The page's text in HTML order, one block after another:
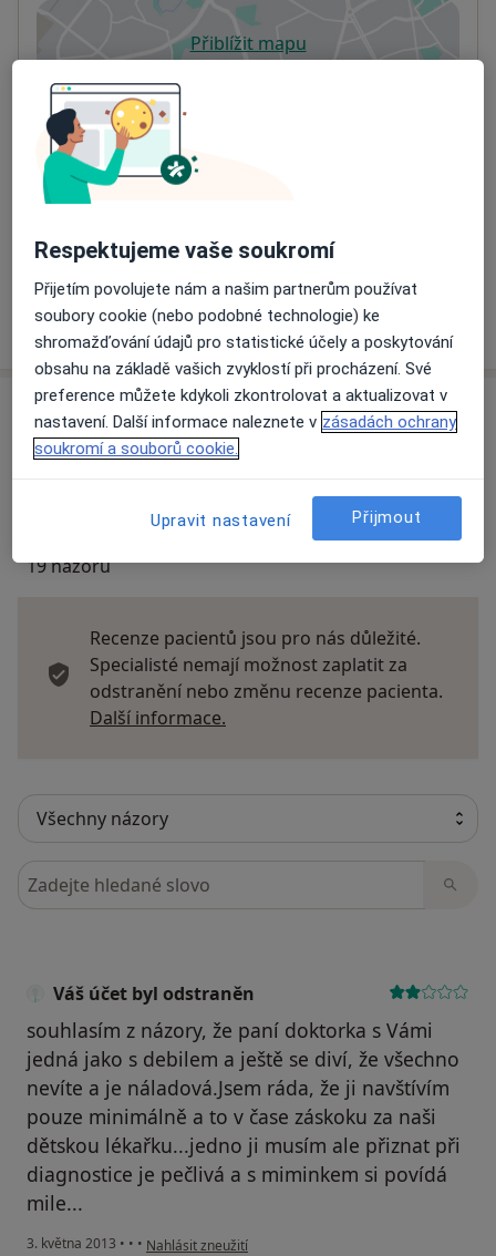
Přiblížit mapuse otevře v nové záložce
Dostupnost
Na této adrese online kalendář není aktivní
Co mám v takové situaci udělat?
Způsoby platby (soukromé návštěvy)
Na teto adrese lékař přijímá pacienty na pojišťovnu
Detaily
Víceo adrese
Názory
Přidejte svůj názor
19 názorů
Recenze pacientů jsou pro nás důležité.
Specialisté nemají možnost zaplatit za
odstranění nebo změnu recenze pacienta.
Další informace.
Hledejte v názorech
Váš účet byl odstraněn
souhlasím z názory, že paní doktorka s Vámi
jedná jako s debilem a ještě se diví, že všechno
nevíte a je náladová.Jsem ráda, že ji navštívím
pouze minimálně a to v čase záskoku za naši
dětskou lékařku...jedno ji musím ale přiznat při
diagnostice je pečlivá a s miminkem si povídá
mile...
3. května 2013 • • • podle názoru uživatele Váš účet byl odstraněn
Nahlásit zneužití
Respektujeme vaše soukromí
Přijetím povolujete nám a našim partnerům používat
soubory cookie (nebo podobné technologie) ke
shromažďování údajů pro statistické účely a poskytování
obsahu na základě vašich zvyklostí při procházení. Své
preference můžete kdykoli zkontrolovat a aktualizovat v
nastavení. Další informace naleznete v zásadách ochrany
soukromí a souborů cookie.
Upravit nastavení Přijmout